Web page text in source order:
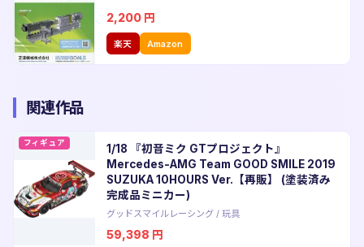
2,200 円
楽天 Amazon
関連作品
フィギュア
1/18 『初音ミク GTプロジェクト』
Mercedes-AMG Team GOOD SMILE 2019
SUZUKA 10HOURS Ver.【再販】 (塗装済み
完成品ミニカー)
グッドスマイルレーシング/ 玩具
59,398 円